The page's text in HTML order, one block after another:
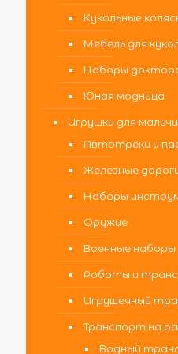
Кукольные
Мебель для
Наборы
Юная модница
Игрушки для
Автотреки и
Железные
Наборы
Оружие
Военные наборы
Роботы и
Игрушечный
Транспорт на
Водный